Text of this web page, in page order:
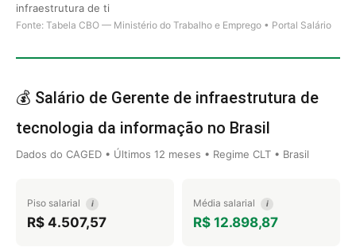
infraestrutura de ti
Fonte: Tabela CBO — Ministério do Trabalho e Emprego • Portal Salário
💰 Salário de Gerente de infraestrutura de
tecnologia da informação no Brasil
Dados do CAGED • Últimos 12 meses • Regime CLT • Brasil
Piso salarial i
R$ 4.507,57
Média salarial i
R$ 12.898,87